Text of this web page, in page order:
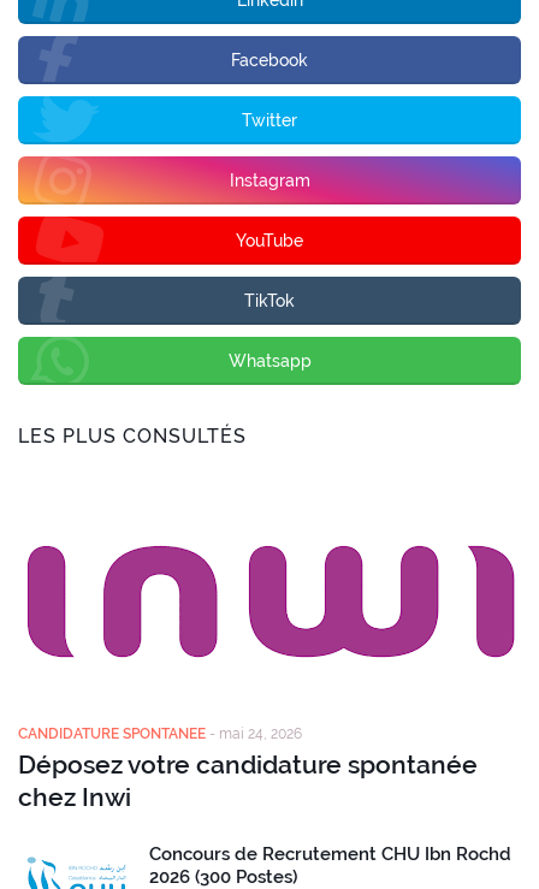
Facebook
Twitter
Instagram
YouTube
TikTok
Whatsapp
LES PLUS CONSULTÉS
CANDIDATURE SPONTANEE - mai 24, 2026
Déposez votre candidature spontanée
chez Inwi
Concours de Recrutement CHU Ibn Rochd
2026 (300 Postes)